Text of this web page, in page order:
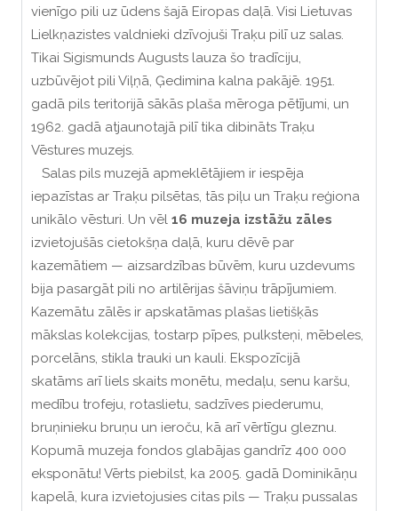
vienīgo pili uz ūdens šajā Eiropas daļā. Visi Lietuvas
Lielkņazistes valdnieki dzīvojuši Traķu pilī uz salas.
Tikai Sigismunds Augusts lauza šo tradīciju,
uzbūvējot pili Viļņā, Ģedimina kalna pakājē. 1951.
gadā pils teritorijā sākās plaša mēroga pētījumi, un
1962. gadā atjaunotajā pilī tika dibināts Traķu
Vēstures muzejs.
Salas pils muzejā apmeklētājiem ir iespēja
iepazīstas ar Traķu pilsētas, tās piļu un Traķu reģiona
unikālo vēsturi. Un vēl 16 muzeja izstāžu zāles
izvietojušās cietokšņa daļā, kuru dēvē par
kazemātiem — aizsardzības būvēm, kuru uzdevums
bija pasargāt pili no artilērijas šāviņu trāpījumiem.
Kazemātu zālēs ir apskatāmas plašas lietišķās
mākslas kolekcijas, tostarp pīpes, pulksteņi, mēbeles,
porcelāns, stikla trauki un kauli. Ekspozīcijā
skatāms arī liels skaits monētu, medaļu, senu karšu,
medību trofeju, rotaslietu, sadzīves piederumu,
bruņinieku bruņu un ieroču, kā arī vērtīgu gleznu.
Kopumā muzeja fondos glabājas gandrīz 400 000
eksponātu! Vērts piebilst, ka 2005. gadā Dominikāņu
kapelā, kura izvietojusies citas pils — Traķu pussalas